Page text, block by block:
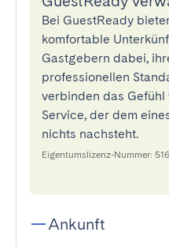
Bei GuestReady
komfortable
Gastgebern dabei,
professionellen
verbinden das Gefühl
Service, der dem
nichts nachsteht.
Eigentumslizenz-Nummer:
Ankunft